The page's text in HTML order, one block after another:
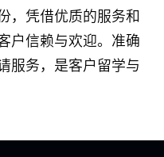
，凭借优质的服务和
户信赖与欢迎。准确
服务，是客户留学与